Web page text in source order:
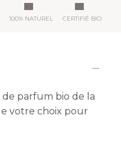
100% NATUREL CERTIFIÉ BIO
parfum bio de la
votre choix pour